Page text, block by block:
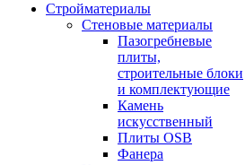
Стройматериалы
Стеновые материалы
Пазогребневые
плиты,
строительные блоки
и комплектующие
Камень
искусственный
Плиты OSB
Фанера